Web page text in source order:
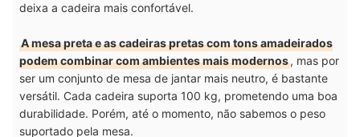
deixa a cadeira mais confortável.
A mesa preta e as cadeiras pretas com tons amadeirados
podem combinar com ambientes mais modernos, mas por
ser um conjunto de mesa de jantar mais neutro, é bastante
versátil. Cada cadeira suporta 100 kg, prometendo uma boa
durabilidade. Porém, até o momento, não sabemos o peso
suportado pela mesa.